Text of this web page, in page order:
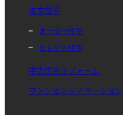
注文住宅
オーダー住宅
セレクト住宅
中古住宅リフォーム
マンションリノベーション